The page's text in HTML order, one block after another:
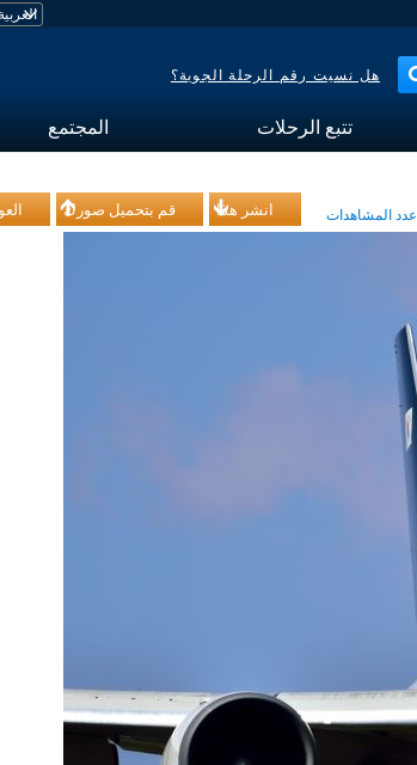
هل نسيت رقم الرحلة الجوية؟
تتبع الرحلات المجتمع
قم بتحميل صورك انشر هذا عدد المشاهدات